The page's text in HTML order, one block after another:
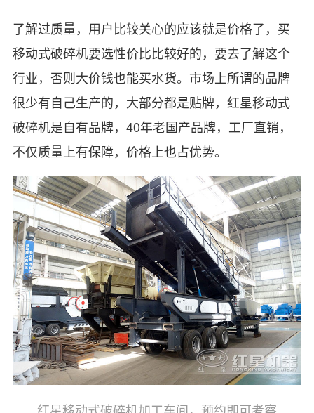
了解过质量，用户比较关心的应该就是价格了，买
移动式破碎机要选性价比比较好的，要去了解这个
行业，否则大价钱也能买水货。市场上所谓的品牌
很少有自己生产的，大部分都是贴牌，红星移动式
破碎机是自有品牌，40年老国产品牌，工厂直销，
不仅质量上有保障，价格上也占优势。
红星移动式破碎机加工车间，预约即可考察